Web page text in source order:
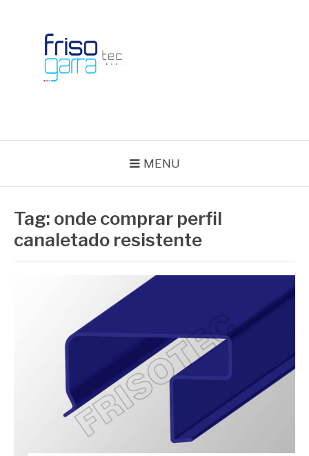
MENU
Tag: onde comprar perfil
canaletado resistente